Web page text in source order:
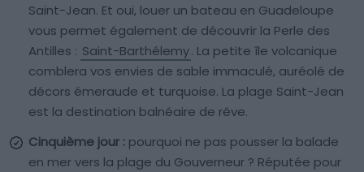
Saint-Jean. Et oui, louer un bateau en Guadeloupe
vous permet également de découvrir la Perle des
Antilles : Saint-Barthélemy. La petite île volcanique
comblera vos envies de sable immaculé, auréolé de
décors émeraude et turquoise. La plage Saint-Jean
est la destination balnéaire de rêve.
Cinquième jour : pourquoi ne pas pousser la balade
en mer vers la plage du Gouverneur ? Réputée pour